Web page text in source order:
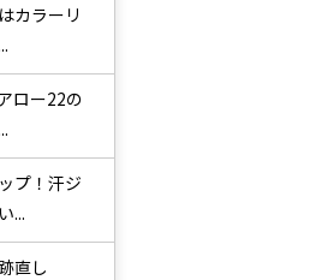
カラーリ
ロー22の
プ！汗ジ
...
直し